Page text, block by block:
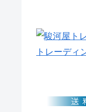
トレーディ